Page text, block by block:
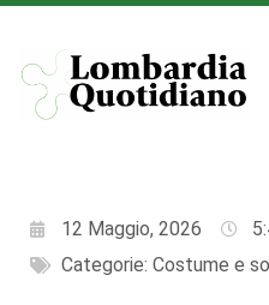
12 Maggio, 2026
Categorie: Costume e